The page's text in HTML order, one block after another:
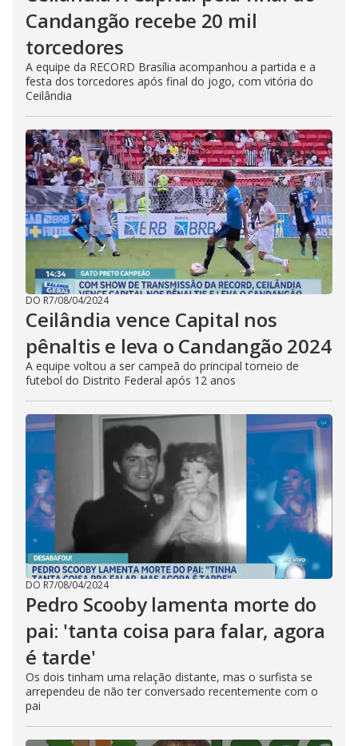
Candangão recebe 20 mil
torcedores
A equipe da RECORD Brasília acompanhou a partida e a
festa dos torcedores após final do jogo, com vitória do
Ceilândia
DO R7/08/04/2024
Ceilândia vence Capital nos
pênaltis e leva o Candangão 2024
A equipe voltou a ser campeã do principal torneio de
futebol do Distrito Federal após 12 anos
DO R7/08/04/2024
Pedro Scooby lamenta morte do
pai: 'tanta coisa para falar, agora
é tarde'
Os dois tinham uma relação distante, mas o surfista se
arrependeu de não ter conversado recentemente com o
pai